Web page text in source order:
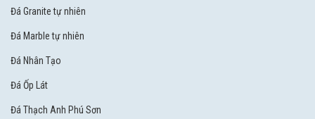
Đá Granite tự nhiên
Đá Marble tự nhiên
Đá Nhân Tạo
Đá Ốp Lát
Đá Thạch Anh Phú Sơn